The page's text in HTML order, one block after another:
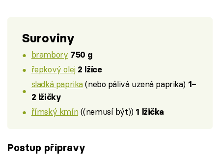
Suroviny
brambory 750 g
řepkový olej 2 lžíce
sladká paprika(nebo pálivá uzená paprika) 1–
2 lžičky
římský kmín((nemusí být)) 1 lžička
Postup přípravy